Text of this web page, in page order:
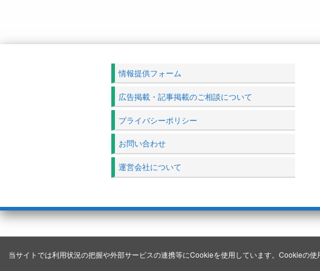
当サイトでは利用状況の把握や外部サービスの連携等にCookieを使用しています。Cookieの使
情報提供フォーム
広告掲載・記事掲載のご相談について
プライバシーポリシー
お問い合わせ
運営会社について